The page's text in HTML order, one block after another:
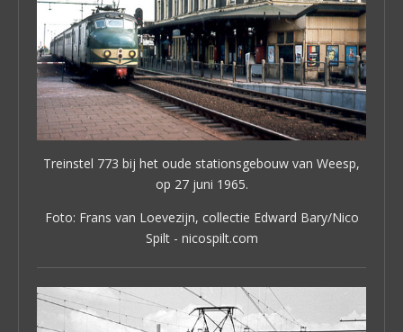
Treinstel 773 bij het oude stationsgebouw van Weesp,
op 27 juni 1965.
Foto: Frans van Loevezijn, collectie Edward Bary/Nico
Spilt - nicospilt.com